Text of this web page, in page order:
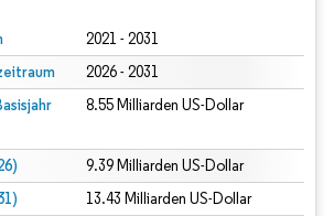
2021 - 2031
2026 - 2031
8.55 Milliarden US-Dollar
9.39 Milliarden US-Dollar
13.43 Milliarden US-Dollar